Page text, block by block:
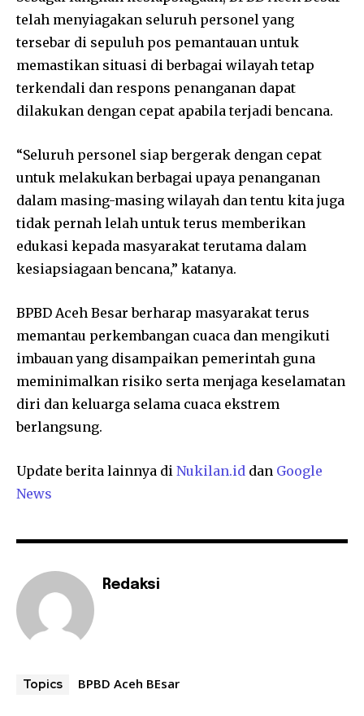
telah menyiagakan seluruh personel yang
tersebar di sepuluh pos pemantauan untuk
memastikan situasi di berbagai wilayah tetap
terkendali dan respons penanganan dapat
dilakukan dengan cepat apabila terjadi bencana.
“Seluruh personel siap bergerak dengan cepat
untuk melakukan berbagai upaya penanganan
dalam masing-masing wilayah dan tentu kita juga
tidak pernah lelah untuk terus memberikan
edukasi kepada masyarakat terutama dalam
kesiapsiagaan bencana,” katanya.
BPBD Aceh Besar berharap masyarakat terus
memantau perkembangan cuaca dan mengikuti
imbauan yang disampaikan pemerintah guna
meminimalkan risiko serta menjaga keselamatan
diri dan keluarga selama cuaca ekstrem
berlangsung.
Update berita lainnya di Nukilan.id dan Google
News
Redaksi
Topics BPBD Aceh BEsar